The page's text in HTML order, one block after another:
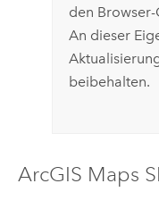
den
An dieser
beibehalten.
ArcGIS Maps